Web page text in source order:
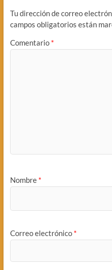
Tu dirección de correo
campos obligatorios están
Comentario *
Nombre *
Correo electrónico *